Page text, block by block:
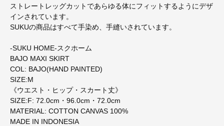
ストレートレッグカットであらゆる体にフィットするようにデザ
インされています。
SUKUの商品はすべて手染め、手縫いされています。
-SUKU HOME-スクホーム
BAJO MAXI SKIRT
COL: BAJO(HAND PAINTED)
SIZE:M
《ウエスト・ヒップ・スカート丈》
SIZE:F: 72.0cm・96.0cm・72.0cm
MATERIAL: COTTON CANVAS 100%
MADE IN INDONESIA